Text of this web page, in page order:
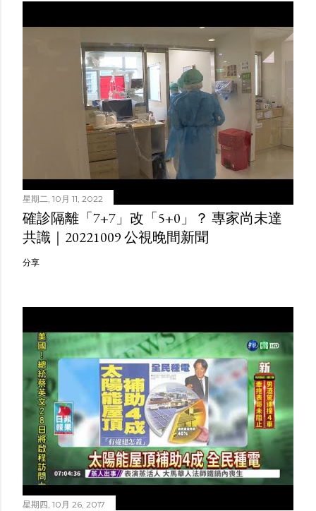
星期二, 10月 11, 2022
確診隔離「7+7」改「5+0」？ 專家尚未達
共識｜20221009 公視晚間新聞
分享
星期四, 10月 26, 2017